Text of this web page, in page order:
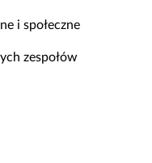
i społeczne
zespołów